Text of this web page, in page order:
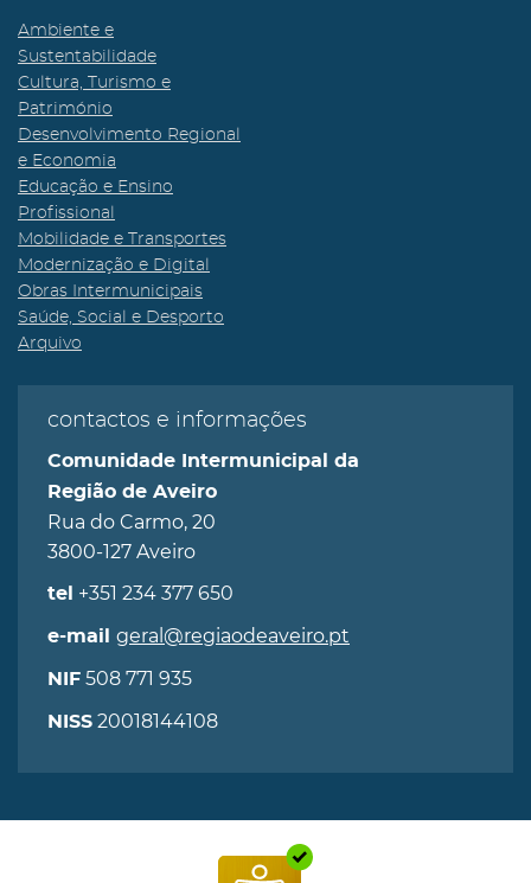
Ambiente e
Sustentabilidade
Cultura, Turismo e
Património
Desenvolvimento Regional
e Economia
Educação e Ensino
Profissional
Mobilidade e Transportes
Modernização e Digital
Obras Intermunicipais
Saúde, Social e Desporto
Arquivo
contactos e informações
Comunidade Intermunicipal da
Região de Aveiro
Rua do Carmo, 20
3800-127 Aveiro
tel +351 234 377 650
e-mail geral@regiaodeaveiro.pt
NIF 508 771 935
NISS 20018144108